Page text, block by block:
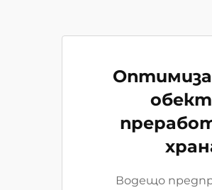
обект
Водещо